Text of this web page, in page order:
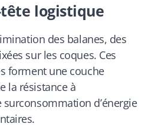
tête logistique
des balanes, des
sur les coques. Ces
forment une couche
la résistance à
surconsommation d’énergie